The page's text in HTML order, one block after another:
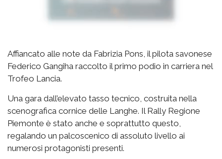
Affiancato alle note da Fabrizia Pons, il pilota savonese
Federico Gangiha raccolto il primo podio in carriera nel
Trofeo Lancia.
Una gara dall’elevato tasso tecnico, costruita nella
scenografica cornice delle Langhe. Il Rally Regione
Piemonte è stato anche e soprattutto questo,
regalando un palcoscenico di assoluto livello ai
numerosi protagonisti presenti.